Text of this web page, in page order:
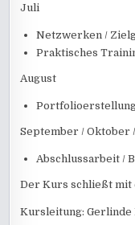
Juli
Netzwerken /
Praktisches
August
September / Oktober
Abschlussarbeit /
Der Kurs schließt mit
Kursleitung: Gerlinde